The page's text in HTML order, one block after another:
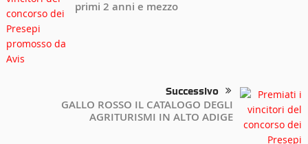
primi 2 anni e mezzo
Successivo
GALLO ROSSO IL CATALOGO DEGLI
AGRITURISMI IN ALTO ADIGE